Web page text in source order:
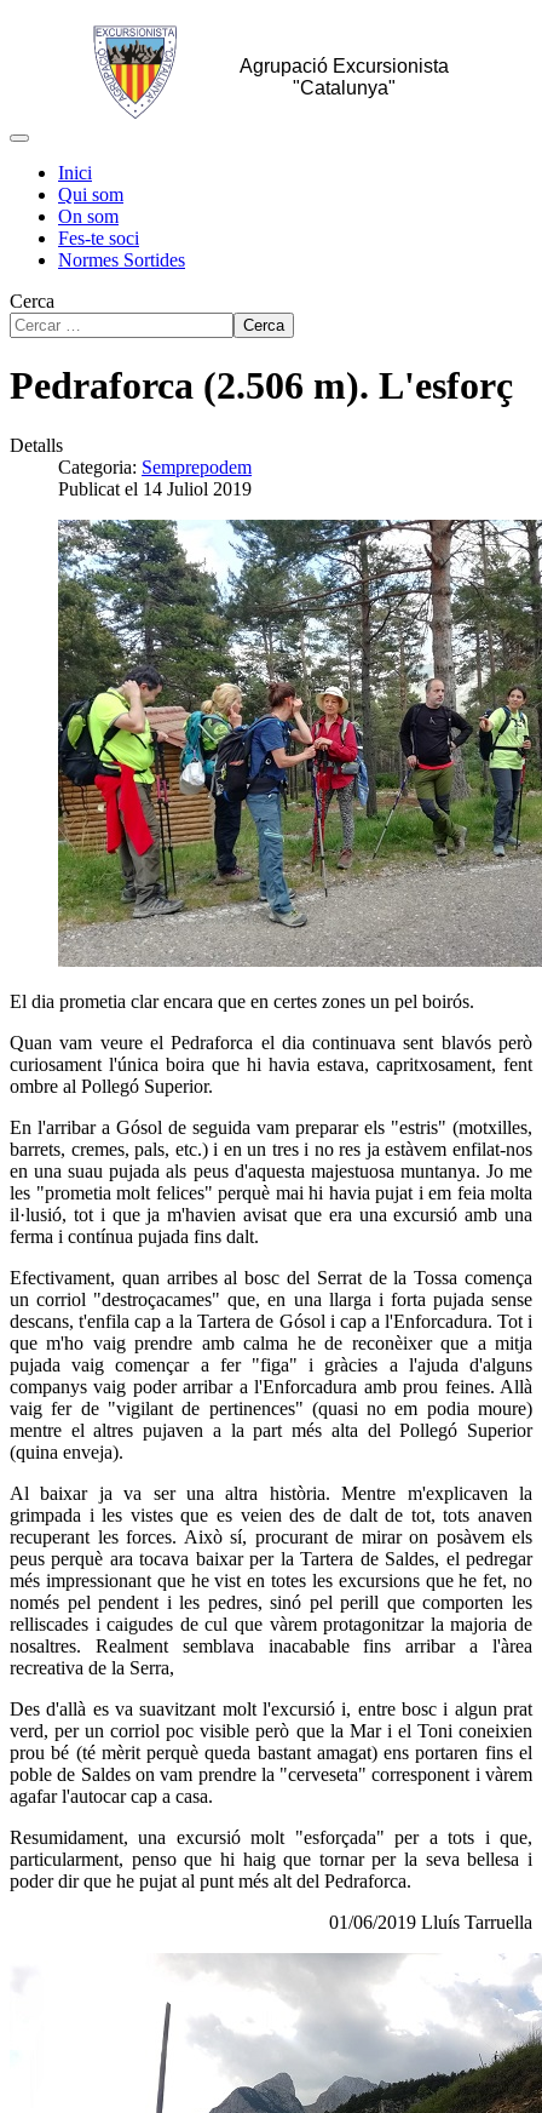
Agrupació Excursionista
"Catalunya"
Inici
Qui som
On som
Fes-te soci
Normes Sortides
Cerca
Cerca
Pedraforca (2.506 m). L'esforç
Detalls
Categoria: Semprepodem
Publicat el 14 Juliol 2019
El dia prometia clar encara que en certes zones un pel boirós.
Quan vam veure el Pedraforca el dia continuava sent blavós però
curiosament l'única boira que hi havia estava, capritxosament, fent
ombre al Pollegó Superior.
En l'arribar a Gósol de seguida vam preparar els "estris" (motxilles,
barrets, cremes, pals, etc.) i en un tres i no res ja estàvem enfilat-nos
en una suau pujada als peus d'aquesta majestuosa muntanya. Jo me
les "prometia molt felices" perquè mai hi havia pujat i em feia molta
il·lusió, tot i que ja m'havien avisat que era una excursió amb una
ferma i contínua pujada fins dalt.
Efectivament, quan arribes al bosc del Serrat de la Tossa comença
un corriol "destroçacames" que, en una llarga i forta pujada sense
descans, t'enfila cap a la Tartera de Gósol i cap a l'Enforcadura. Tot i
que m'ho vaig prendre amb calma he de reconèixer que a mitja
pujada vaig començar a fer "figa" i gràcies a l'ajuda d'alguns
companys vaig poder arribar a l'Enforcadura amb prou feines. Allà
vaig fer de "vigilant de pertinences" (quasi no em podia moure)
mentre el altres pujaven a la part més alta del Pollegó Superior
(quina enveja).
Al baixar ja va ser una altra història. Mentre m'explicaven la
grimpada i les vistes que es veien des de dalt de tot, tots anaven
recuperant les forces. Això sí, procurant de mirar on posàvem els
peus perquè ara tocava baixar per la Tartera de Saldes, el pedregar
més impressionant que he vist en totes les excursions que he fet, no
només pel pendent i les pedres, sinó pel perill que comporten les
relliscades i caigudes de cul que vàrem protagonitzar la majoria de
nosaltres. Realment semblava inacabable fins arribar a l'àrea
recreativa de la Serra,
Des d'allà es va suavitzant molt l'excursió i, entre bosc i algun prat
verd, per un corriol poc visible però que la Mar i el Toni coneixien
prou bé (té mèrit perquè queda bastant amagat) ens portaren fins el
poble de Saldes on vam prendre la "cerveseta" corresponent i vàrem
agafar l'autocar cap a casa.
Resumidament, una excursió molt "esforçada" per a tots i que,
particularment, penso que hi haig que tornar per la seva bellesa i
poder dir que he pujat al punt més alt del Pedraforca.
01/06/2019 Lluís Tarruella